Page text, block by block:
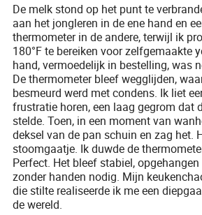
De melk stond op het punt te
aan het jongleren in de ene hand en
thermometer in de andere, terwijl ik
180°F te bereiken voor zelfgemaakte
hand, vermoedelijk in bestelling, was
De thermometer bleef wegglijden,
besmeurd werd met condens. Ik liet
frustratie horen, een laag gegrom dat
stelde. Toen, in een moment van
deksel van de pan schuin en zag het.
stoomgaatje. Ik duwde de
Perfect. Het bleef stabiel,
zonder handen nodig. Mijn
die stilte realiseerde ik me een
de wereld.